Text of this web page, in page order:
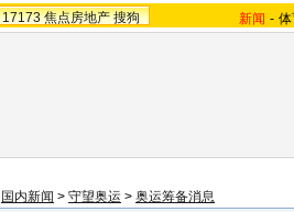
17173 焦点房地产 搜狗 新闻 -
国内新闻 > 守望奥运 > 奥运筹备消息